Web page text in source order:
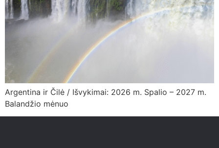
Argentina ir Čilė / Išvykimai: 2026 m. Spalio – 2027 m.
Balandžio mėnuo